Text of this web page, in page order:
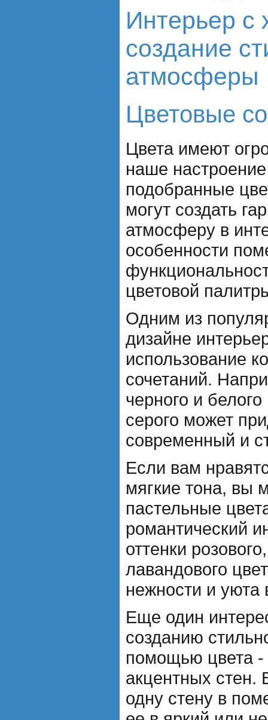
Интерьер с
создание
атмосферы
Цветовые
Цвета имеют
наше
подобранные
могут создать
атмосферу в
особенности
цветовой
Одним из
дизайне
использование
сочетаний.
черного и
серого может
современный и
Если вам
мягкие тона, вы
пастельные
романтический
оттенки
лавандового
нежности и
Еще один
созданию
помощью цвета -
акцентных
одну стену в